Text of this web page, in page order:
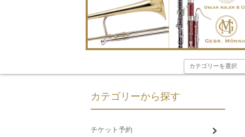
カテゴリーから探す
チケット予約